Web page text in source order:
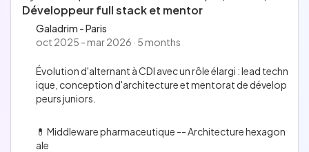
Développeur full stack et mentor
Galadrim - Paris
oct 2025 - mar 2026 · 5 months
Évolution d'alternant à CDI avec un rôle élargi : lead techn
ique, conception d'architecture et mentorat de dévelop
peurs juniors.
💊 Middleware pharmaceutique -- Architecture hexagon
ale